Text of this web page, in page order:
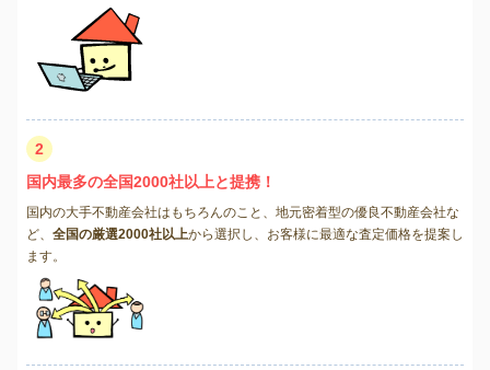
2
国内最多の全国2000社以上と提携！
国内の大手不動産会社はもちろんのこと、地元密着型の優良不動産会社な
ど、 全国の厳選2000社以上から選択し、お客様に最適な査定価格を提案し
ます。